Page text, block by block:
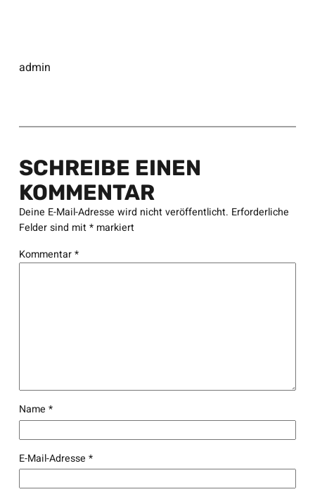
admin
SCHREIBE EINEN
KOMMENTAR
Deine E-Mail-Adresse wird nicht veröffentlicht. Erforderliche
Felder sind mit*markiert
Kommentar*
Name *
E-Mail-Adresse *